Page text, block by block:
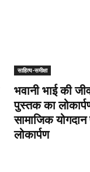
साहित्य-समीक्षा
भवानी भाई की
पुस्तक का
सामाजिक
लोकार्पण